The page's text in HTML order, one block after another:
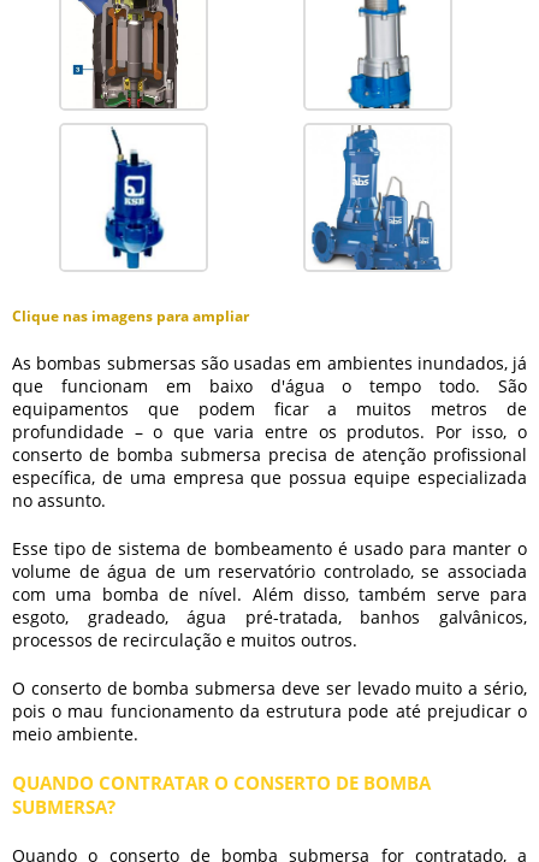
Clique nas imagens para ampliar
As bombas submersas são usadas em ambientes inundados, já
que funcionam em baixo d'água o tempo todo. São
equipamentos que podem ficar a muitos metros de
profundidade – o que varia entre os produtos. Por isso, o
conserto de bomba submersa precisa de atenção profissional
específica, de uma empresa que possua equipe especializada
no assunto.
Esse tipo de sistema de bombeamento é usado para manter o
volume de água de um reservatório controlado, se associada
com uma bomba de nível. Além disso, também serve para
esgoto, gradeado, água pré-tratada, banhos galvânicos,
processos de recirculação e muitos outros.
O conserto de bomba submersa deve ser levado muito a sério,
pois o mau funcionamento da estrutura pode até prejudicar o
meio ambiente.
QUANDO CONTRATAR O CONSERTO DE BOMBA
SUBMERSA?
Quando o conserto de bomba submersa for contratado, a